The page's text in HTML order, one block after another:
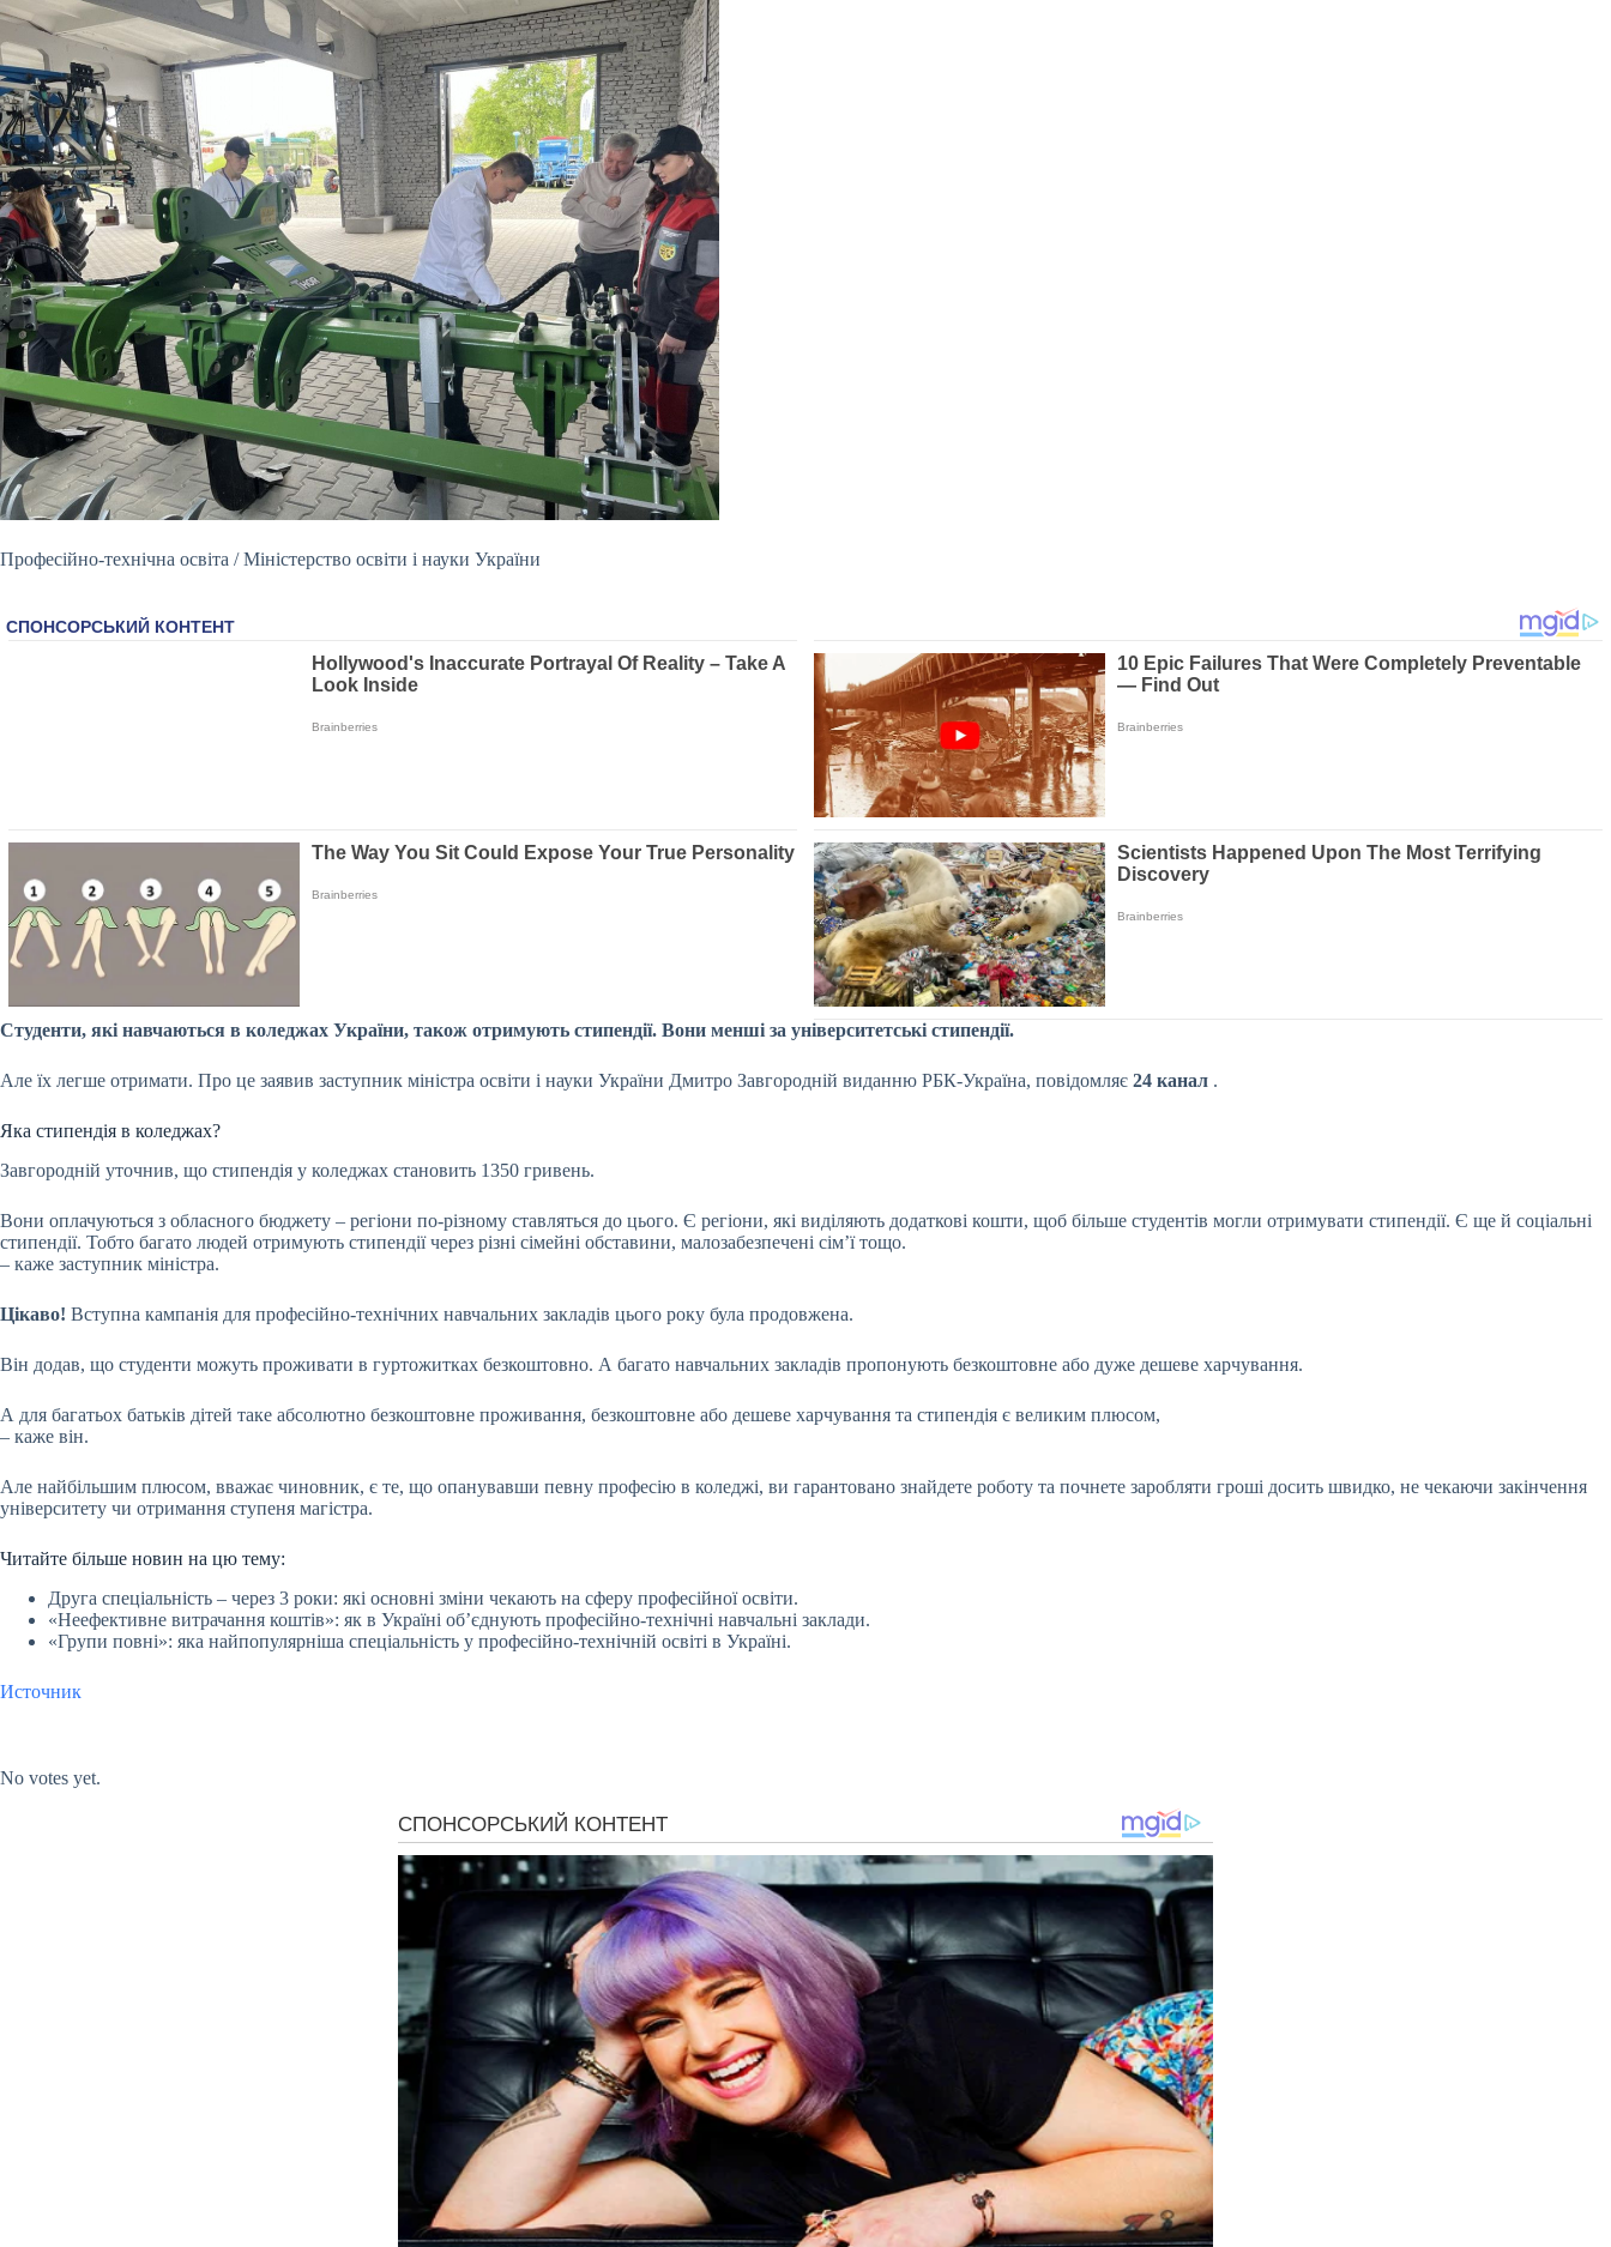
Професійно-технічна освіта / Міністерство освіти і науки України
Студенти, які навчаються в коледжах України, також отримують стипендії. Вони менші за університетські стипендії.
Але їх легше отримати. Про це заявив заступник міністра освіти і науки України Дмитро Завгородній виданню РБК-Україна, повідомляє 24 канал .
Яка стипендія в коледжах?
Завгородній уточнив, що стипендія у коледжах становить 1350 гривень.
Вони оплачуються з обласного бюджету – регіони по-різному ставляться до цього. Є регіони, які виділяють додаткові кошти, щоб більше студентів могли отримувати стипендії. Є ще й соціальні
стипендії. Тобто багато людей отримують стипендії через різні сімейні обставини, малозабезпечені сім’ї тощо.
– каже заступник міністра.
Цікаво! Вступна кампанія для професійно-технічних навчальних закладів цього року була продовжена.
Він додав, що студенти можуть проживати в гуртожитках безкоштовно. А багато навчальних закладів пропонують безкоштовне або дуже дешеве харчування.
А для багатьох батьків дітей таке абсолютно безкоштовне проживання, безкоштовне або дешеве харчування та стипендія є великим плюсом,
– каже він.
Але найбільшим плюсом, вважає чиновник, є те, що опанувавши певну професію в коледжі, ви гарантовано знайдете роботу та почнете заробляти гроші досить швидко, не чекаючи закінчення
університету чи отримання ступеня магістра.
Читайте більше новин на цю тему:
Друга спеціальність – через 3 роки: які основні зміни чекають на сферу професійної освіти.
«Неефективне витрачання коштів»: як в Україні об’єднують професійно-технічні навчальні заклади.
«Групи повні»: яка найпопулярніша спеціальність у професійно-технічній освіті в Україні.
Источник
No votes yet.